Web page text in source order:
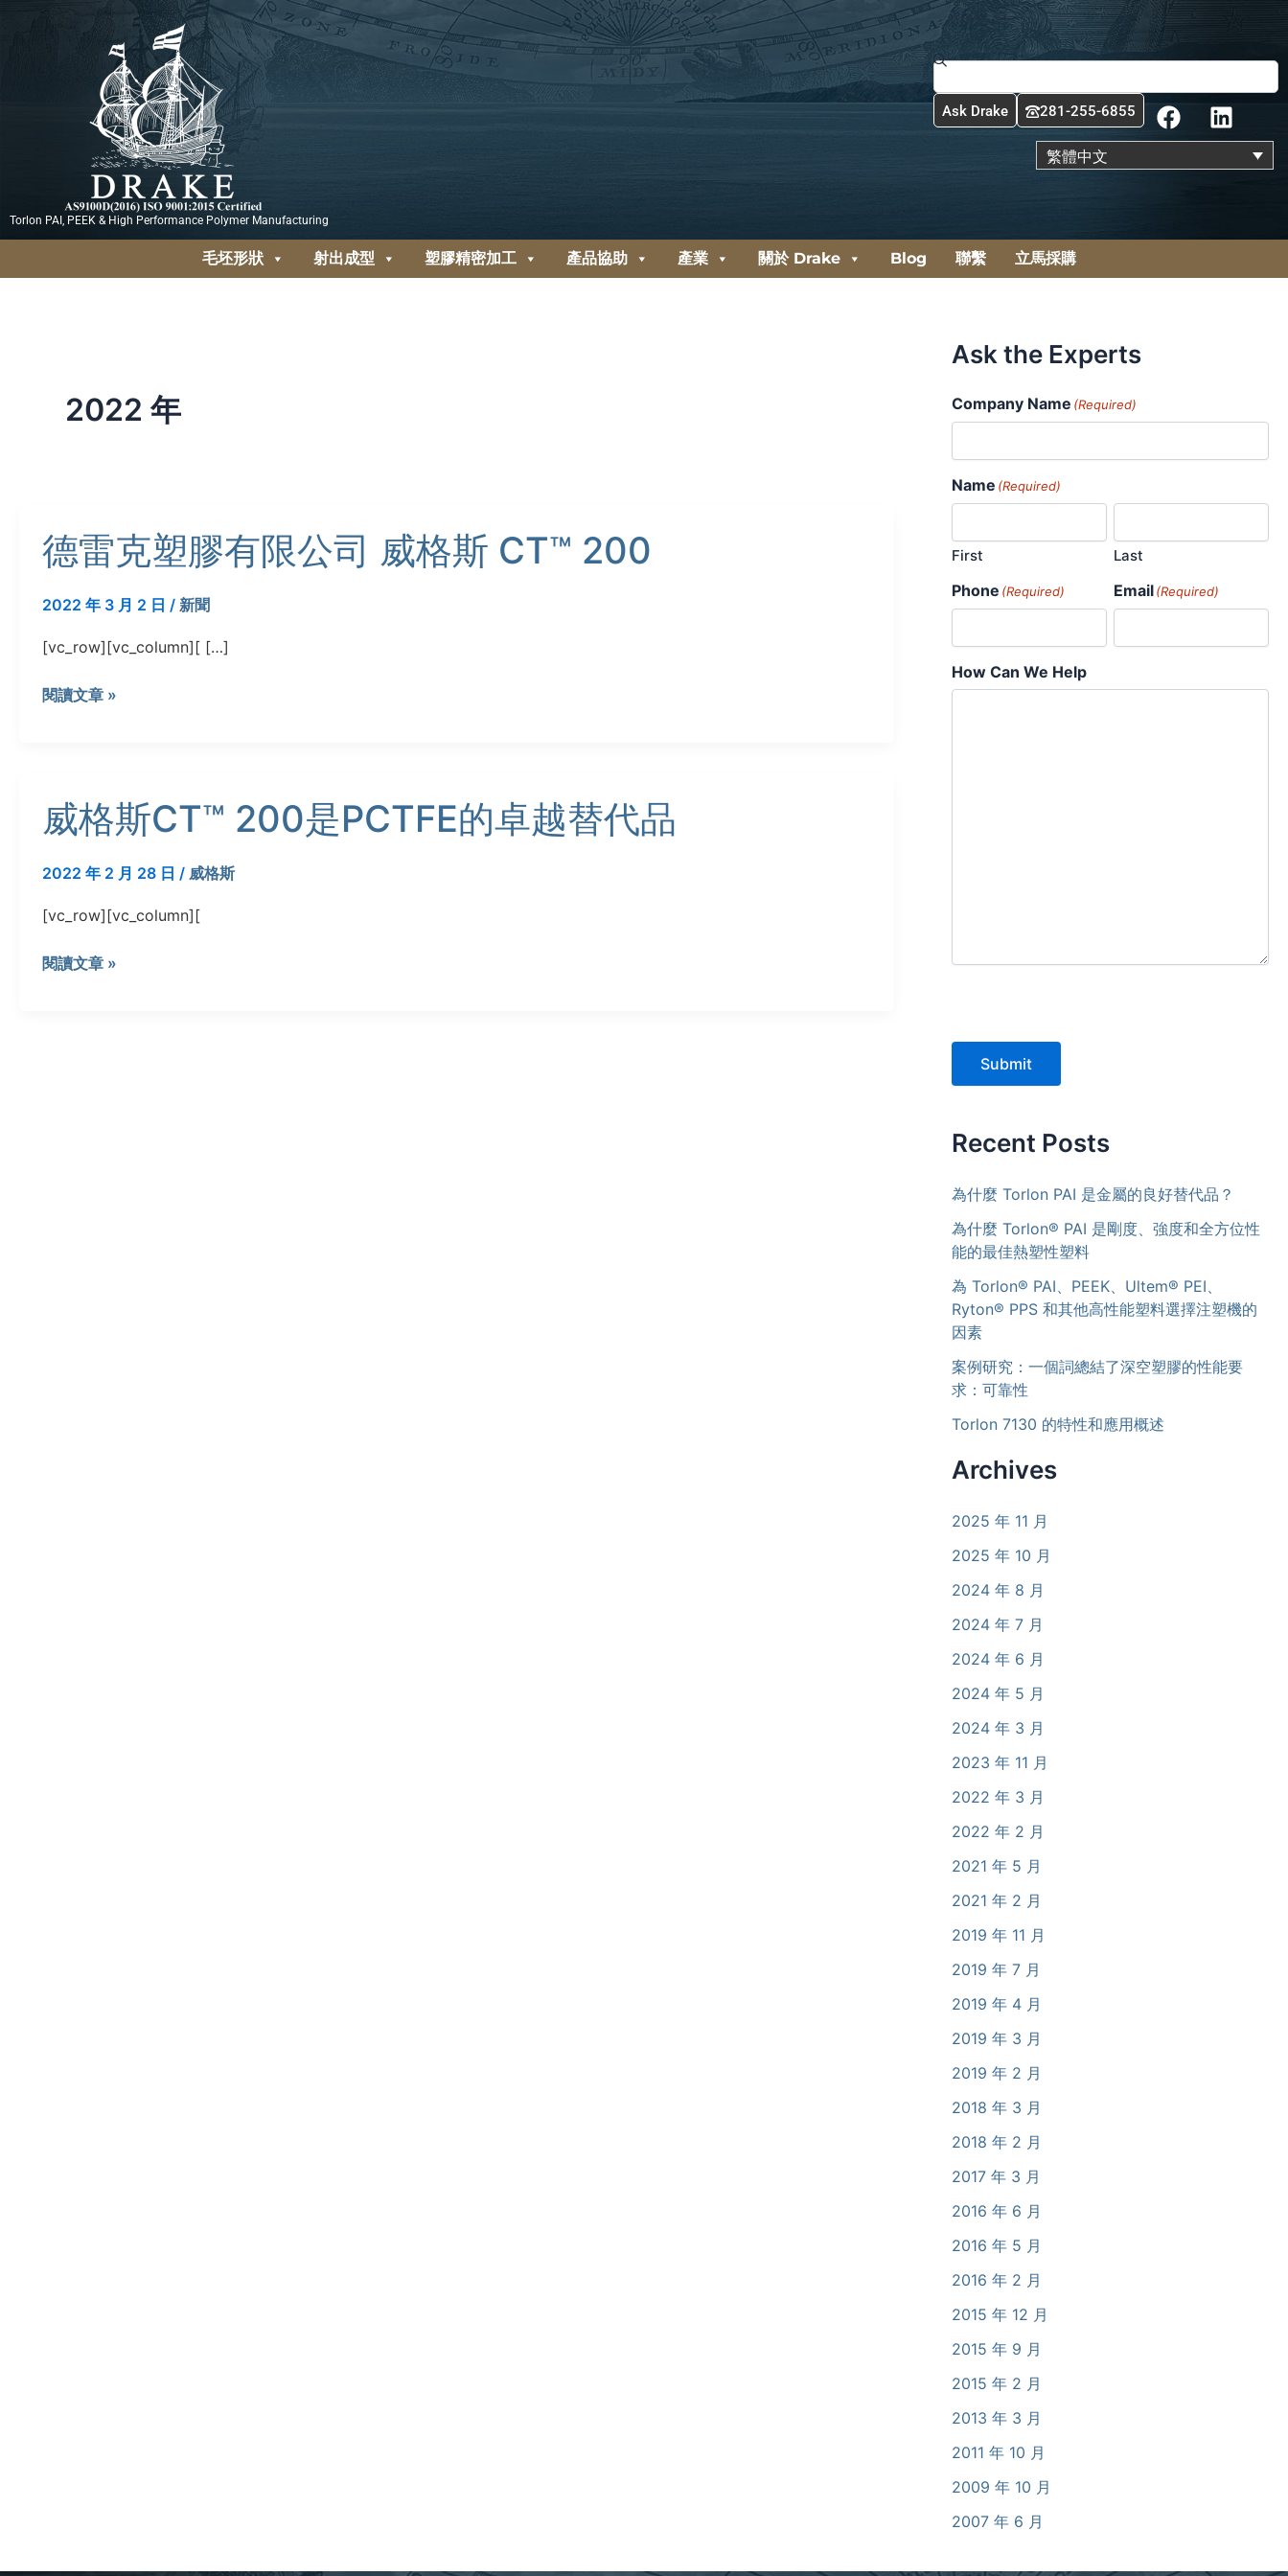
Torlon PAI, PEEK & High Performance Polymer Manufacturing
搜
尋
Ask Drake 281-255-6855
F
a
c
e
o
k
L
i
n
k
i
n
繁體中文
毛坯形狀 射出成型 塑膠精密加工 產品協助 產業 關於 Drake Blog 聯繫 立馬採購
2022 年
德雷克塑膠有限公司 威格斯 CT™ 200
2022 年 3 月 2 日 / 新聞
[vc_row][vc_column][ […]
雷
克
膠
有
公
CT™
200
閱讀文章 »
威格斯CT™ 200是PCTFE的卓越替代品
2022 年 2 月 28 日 / 威格斯
[vc_row][vc_column][
格
斯
200
是
的
閱讀文章 »
Ask the Experts
Company Name (Required)
Name (Required)
First Last
Phone (Required) Email (Required)
How Can We Help
Submit
Recent Posts
為什麼 Torlon PAI 是金屬的良好替代品？
為什麼 Torlon® PAI 是剛度、強度和全方位性
能的最佳熱塑性塑料
為 Torlon® PAI、PEEK、Ultem® PEI、
Ryton® PPS 和其他高性能塑料選擇注塑機的
因素
案例研究：一個詞總結了深空塑膠的性能要
求：可靠性
Torlon 7130 的特性和應用概述
Archives
2025 年 11 月
2025 年 10 月
2024 年 8 月
2024 年 7 月
2024 年 6 月
2024 年 5 月
2024 年 3 月
2023 年 11 月
2022 年 3 月
2022 年 2 月
2021 年 5 月
2021 年 2 月
2019 年 11 月
2019 年 7 月
2019 年 4 月
2019 年 3 月
2019 年 2 月
2018 年 3 月
2018 年 2 月
2017 年 3 月
2016 年 6 月
2016 年 5 月
2016 年 2 月
2015 年 12 月
2015 年 9 月
2015 年 2 月
2013 年 3 月
2011 年 10 月
2009 年 10 月
2007 年 6 月